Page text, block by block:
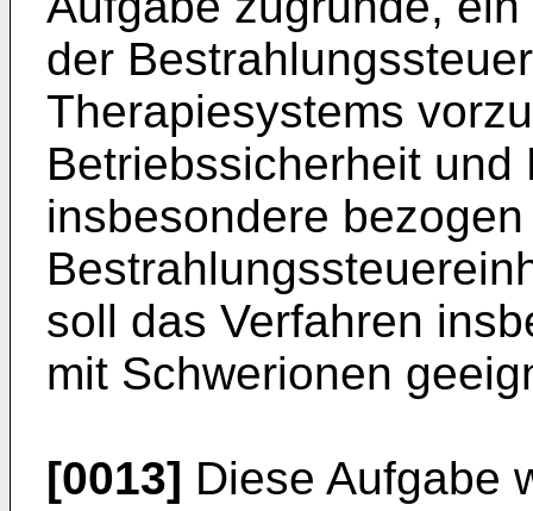
der
Therapiesystems
Betriebssicherheit und
insbesondere
soll das Verfahren
mit Schwerionen
[0013] Diese Aufgabe